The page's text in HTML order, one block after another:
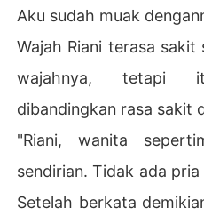
Aku sudah muak
Wajah Riani terasa
wajahnya, tetapi
dibandingkan rasa sakit
"Riani, wanita
sendirian. Tidak ada
Setelah berkata